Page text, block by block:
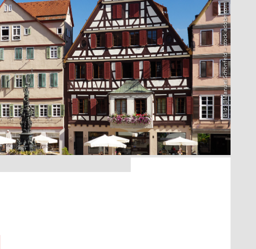
Bild: @Manuel Schönfeld – stock.adobe.com